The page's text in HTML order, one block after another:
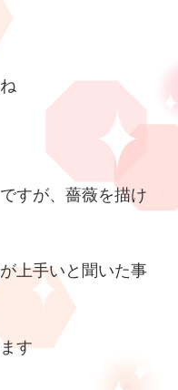
すが、薔薇を描け
上手いと聞いた事
す